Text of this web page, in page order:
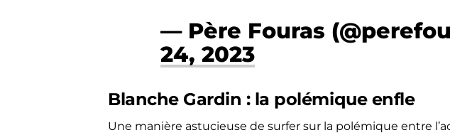
— Père Fouras
24, 2023
Blanche Gardin : la polémique enfle
Une manière astucieuse de surfer sur la polémique entre